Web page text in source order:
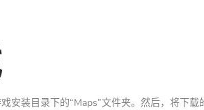
安装目录下的“Maps”文件夹。然后，将下载